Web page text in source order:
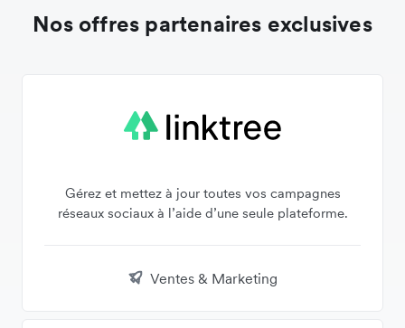
Nos offres partenaires exclusives
Gérez et mettez à jour toutes vos campagnes
réseaux sociaux à l’aide d’une seule plateforme.
Ventes & Marketing